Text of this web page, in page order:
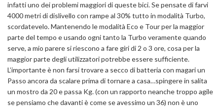
infatti uno dei problemi maggiori di queste bici. Se pensate di farvi
4000 metri di dislivello con rampe al 30% tutto in modalità Turbo,
scordatevelo. Mantenendo le modalità Eco e Tour per la maggior
parte del tempo e usando ogni tanto la Turbo veramente quando
serve, a mio parere si riescono a fare giri di 2 o 3 ore, cosa per la
maggior parte degli utilizzatori potrebbe essere sufficiente.
L’importante è non farsi trovare a secco di batteria con magari un
Passo ancora da scalare prima di tornare a casa…spingere in salita
un mostro da 20 e passa Kg. (con un rapporto neanche troppo agile
se pensiamo che davanti è come se avessimo un 36) non è uno